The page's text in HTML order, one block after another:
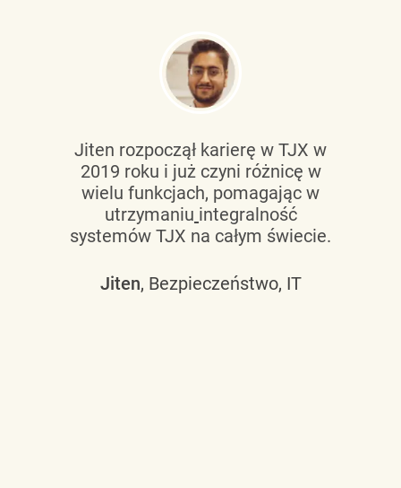
Jiten rozpoczął karierę w TJX w
2019 roku i już czyni różnicę w
wielu funkcjach, pomagając w
utrzymaniu integralność
systemów TJX na całym świecie.
Jiten, Bezpieczeństwo, IT